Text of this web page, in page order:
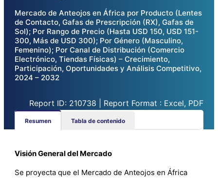
Mercado de Anteojos en África por Producto (Lentes
de Contacto, Gafas de Prescripción (RX), Gafas de
Sol); Por Rango de Precio (Hasta USD 150, USD 151-
300, Más de USD 300); Por Género (Masculino,
Femenino); Por Canal de Distribución (Comercio
Electrónico, Tiendas Físicas) – Crecimiento,
Participación, Oportunidades y Análisis Competitivo,
2024 – 2032
Report ID: 210738 | Report Format : Excel, PDF
Resumen Tabla de contenido
Visión General del Mercado
Se proyecta que el Mercado de Anteojos en África